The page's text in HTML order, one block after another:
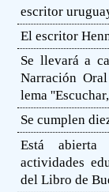
escritor
El escritor
Se llevará a
Narración
lema
Se cumplen
Está
actividades
del Libro de